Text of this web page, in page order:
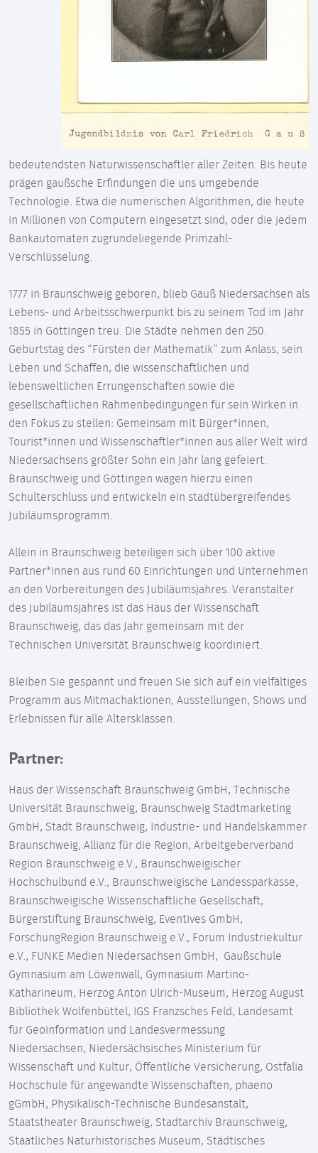
bedeutendsten Naturwissenschaftler aller Zeiten. Bis heute
prägen gaußsche Erfindungen die uns umgebende
Technologie. Etwa die numerischen Algorithmen, die heute
in Millionen von Computern eingesetzt sind, oder die jedem
Bankautomaten zugrundeliegende Primzahl-
Verschlüsselung.
1777 in Braunschweig geboren, blieb Gauß Niedersachsen als
Lebens- und Arbeitsschwerpunkt bis zu seinem Tod im Jahr
1855 in Göttingen treu. Die Städte nehmen den 250.
Geburtstag des “Fürsten der Mathematik” zum Anlass, sein
Leben und Schaffen, die wissenschaftlichen und
lebensweltlichen Errungenschaften sowie die
gesellschaftlichen Rahmenbedingungen für sein Wirken in
den Fokus zu stellen: Gemeinsam mit Bürger*innen,
Tourist*innen und Wissenschaftler*innen aus aller Welt wird
Niedersachsens größter Sohn ein Jahr lang gefeiert.
Braunschweig und Göttingen wagen hierzu einen
Schulterschluss und entwickeln ein stadtübergreifendes
Jubiläumsprogramm.
Allein in Braunschweig beteiligen sich über 100 aktive
Partner*innen aus rund 60 Einrichtungen und Unternehmen
an den Vorbereitungen des Jubiläumsjahres. Veranstalter
des Jubiläumsjahres ist das Haus der Wissenschaft
Braunschweig, das das Jahr gemeinsam mit der
Technischen Universität Braunschweig koordiniert.
Bleiben Sie gespannt und freuen Sie sich auf ein vielfältiges
Programm aus Mitmachaktionen, Ausstellungen, Shows und
Erlebnissen für alle Altersklassen.
Partner:
Haus der Wissenschaft Braunschweig GmbH, Technische
Universität Braunschweig, Braunschweig Stadtmarketing
GmbH, Stadt Braunschweig, Industrie- und Handelskammer
Braunschweig, Allianz für die Region, Arbeitgeberverband
Region Braunschweig e.V., Braunschweigischer
Hochschulbund e.V., Braunschweigische Landessparkasse,
Braunschweigische Wissenschaftliche Gesellschaft,
Bürgerstiftung Braunschweig, Eventives GmbH,
ForschungRegion Braunschweig e.V., Forum Industriekultur
e.V., FUNKE Medien Niedersachsen GmbH, Gaußschule
Gymnasium am Löwenwall, Gymnasium Martino-
Katharineum, Herzog Anton Ulrich-Museum, Herzog August
Bibliothek Wolfenbüttel, IGS Franzsches Feld, Landesamt
für Geoinformation und Landesvermessung
Niedersachsen, Niedersächsisches Ministerium für
Wissenschaft und Kultur, Öffentliche Versicherung, Ostfalia
Hochschule für angewandte Wissenschaften, phaeno
gGmbH, Physikalisch-Technische Bundesanstalt,
Staatstheater Braunschweig, Stadtarchiv Braunschweig,
Staatliches Naturhistorisches Museum, Städtisches